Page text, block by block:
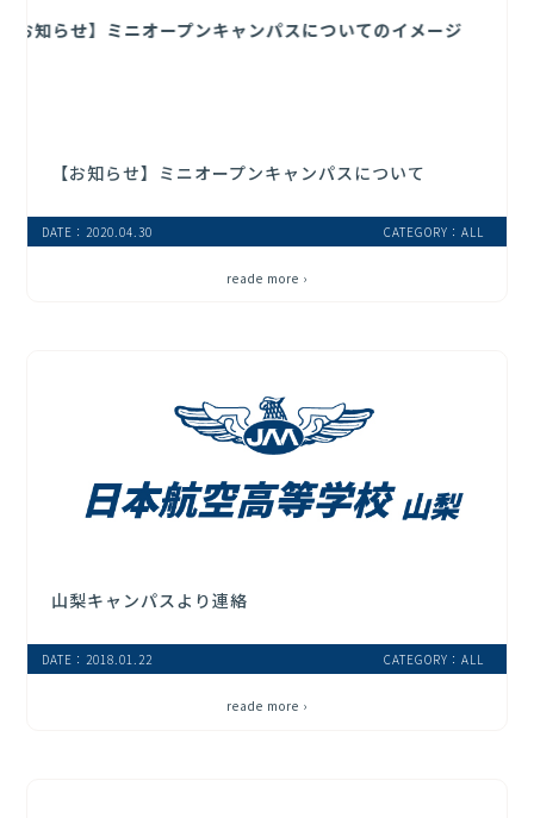
【お知らせ】ミニオープンキャンパスについて
DATE：2020.04.30 CATEGORY：ALL
reade more ›
山梨キャンパスより連絡
DATE：2018.01.22 CATEGORY：ALL
reade more ›